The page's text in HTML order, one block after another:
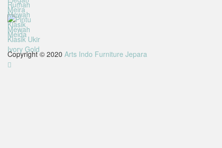
Copyright © 2020 Arts Indo Furniture Jepara